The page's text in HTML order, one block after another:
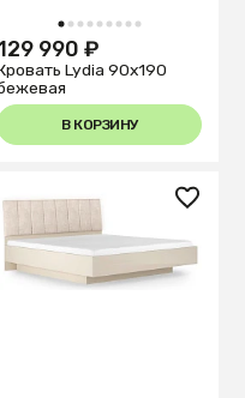
1 2 3 4 5 6 7 8 9
990 ₽
Lydia 90х190
В КОРЗИНУ